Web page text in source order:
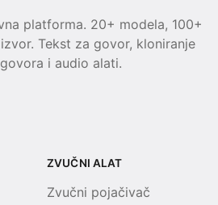
platforma. 20+ modela, 100+
Tekst za govor, kloniranje
i audio alati.
ZVUČNI ALAT
Zvučni pojačivač